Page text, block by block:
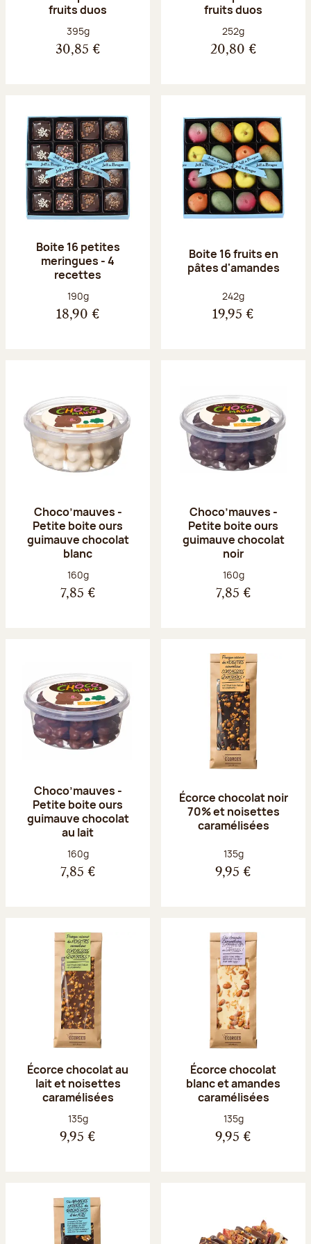
fruits duos
Poids net :
395g
30,85 €
fruits duos
Poids net :
252g
20,80 €
Boite 16 petites
meringues - 4
recettes
Poids net :
190g
18,90 €
Boite 16 fruits en
pâtes d'amandes
Poids net :
242g
19,95 €
Choco’mauves -
Petite boite ours
guimauve chocolat
blanc
Poids net :
160g
7,85 €
Choco’mauves -
Petite boite ours
guimauve chocolat
noir
Poids net :
160g
7,85 €
Choco’mauves -
Petite boite ours
guimauve chocolat
au lait
Poids net :
160g
7,85 €
Écorce chocolat noir
70% et noisettes
caramélisées
Poids net :
135g
9,95 €
Écorce chocolat au
lait et noisettes
caramélisées
Poids net :
135g
9,95 €
Écorce chocolat
blanc et amandes
caramélisées
Poids net :
135g
9,95 €